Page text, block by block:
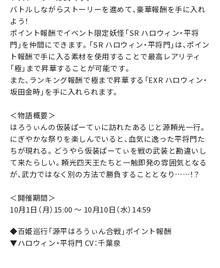
バトルしながらストーリーを進めて、豪華報酬を手に入れ
よう！
ポイント報酬でイベント限定妖怪「SR ハロウィン・平将
門」を仲間にできます。「SR ハロウィン・平将門」は、ポイン
ト報酬で手に入る素材を使用することで最高レアリティ
「極」まで昇華することが可能です。
また、ランキング報酬で極まで昇華する「EXR ハロウィン・
坂田金時」を手に入れられます。
＜物語概要＞
はろうぃんの仮装ぱーてぃに訪れたあるじと源頼光一行。
にぎやかな祭りを楽しんでいると、血気に逸った平将門た
ちが現れる。どうやら仮装ぱーてぃを戦の武装と勘違いし
て来たらしい。頼光四天王たちと一触即発の雰囲気となる
が、武力ではなく別の方法で勝負することとなり……！？
＜開催期間＞
10月1日（月）15:00 ～ 10月10日（水）14:59
◆百姫巡行「源平はろうぃん合戦」ポイント報酬
▼ハロウィン・平将門 CV：千葉泉